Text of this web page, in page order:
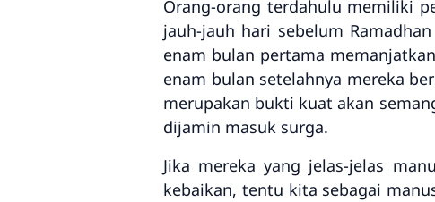
Orang-orang terdahulu memiliki
jauh-jauh hari sebelum
enam bulan pertama
enam bulan setelahnya mereka
merupakan bukti kuat akan
dijamin masuk surga.
Jika mereka yang jelas-jelas
kebaikan, tentu kita sebagai